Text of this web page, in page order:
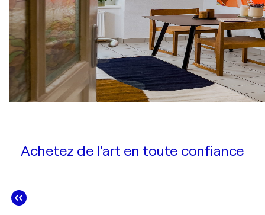
Achetez de l'art en toute confiance